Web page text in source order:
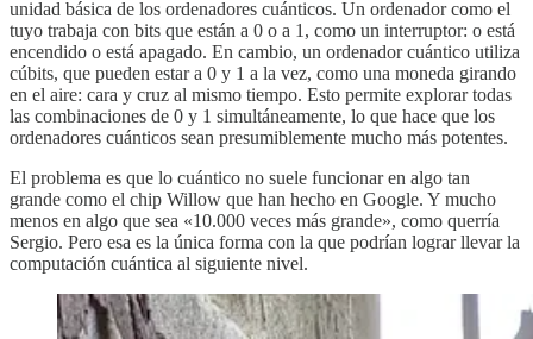
unidad básica de los ordenadores cuánticos. Un ordenador como el
tuyo trabaja con bits que están a 0 o a 1, como un interruptor: o está
encendido o está apagado. En cambio, un ordenador cuántico utiliza
cúbits, que pueden estar a 0 y 1 a la vez, como una moneda girando
en el aire: cara y cruz al mismo tiempo. Esto permite explorar todas
las combinaciones de 0 y 1 simultáneamente, lo que hace que los
ordenadores cuánticos sean presumiblemente mucho más potentes.
El problema es que lo cuántico no suele funcionar en algo tan
grande como el chip Willow que han hecho en Google. Y mucho
menos en algo que sea «10.000 veces más grande», como querría
Sergio. Pero esa es la única forma con la que podrían lograr llevar la
computación cuántica al siguiente nivel.